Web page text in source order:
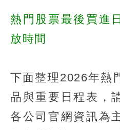
熱門股票最後買進
放時間
下面整理2026年熱
品與重要日程表，
各公司官網資訊為